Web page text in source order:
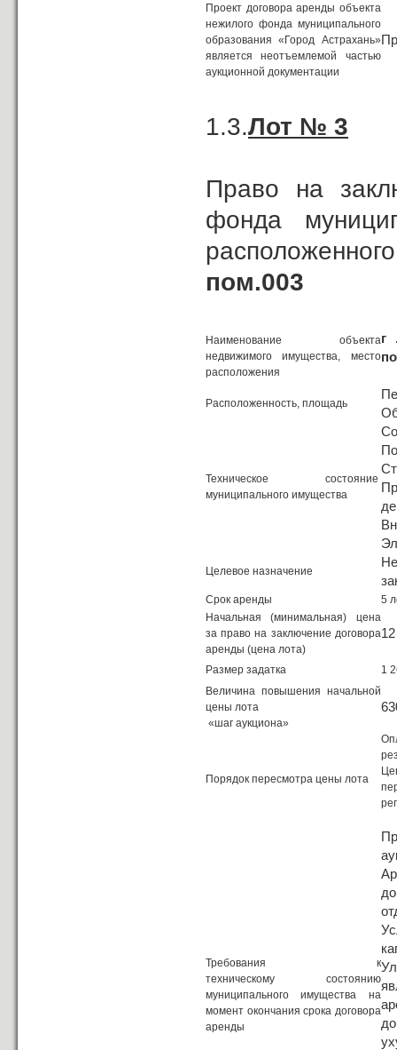
Проект договора аренды объекта
нежилого фонда муниципального
образования «Город Астрахань»
является неотъемлемой частью
аукционной документации
1.3.Лот № 3
Право на
фонда
пом.003
Наименование объекта
недвижимого имущества, место
расположения
г
Расположенность, площадь
Техническое состояние
муниципального имущества
Целевое назначение
Срок аренды
5
Начальная (минимальная) цена
за право на заключение договора
аренды (цена лота)
Размер задатка
1
Величина повышения начальной
цены лота
«шаг аукциона»
Порядок пересмотра цены лота
Требования к
техническому состоянию
муниципального имущества на
момент окончания срока договора
аренды